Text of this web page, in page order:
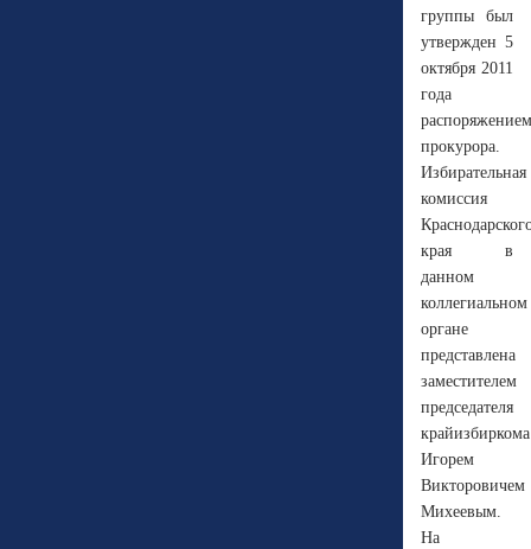
группы был
утвержден 5
октября 2011
года
распоряжением
прокурора.
Избирательная
комиссия
края в
данном
коллегиальном
органе
представлена
заместителем
председателя
крайизбиркома
Игорем
Викторовичем
Михеевым.
На